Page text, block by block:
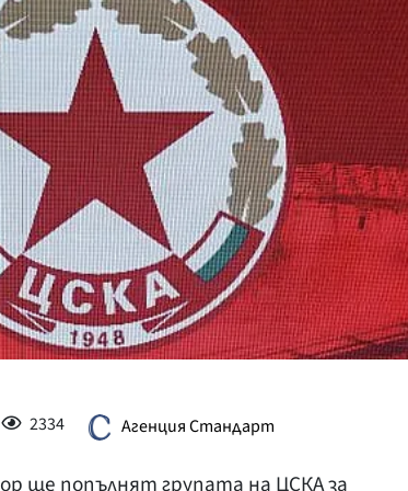
2334 Агенция Стандарт
ще попълнят групата на ЦСКА за